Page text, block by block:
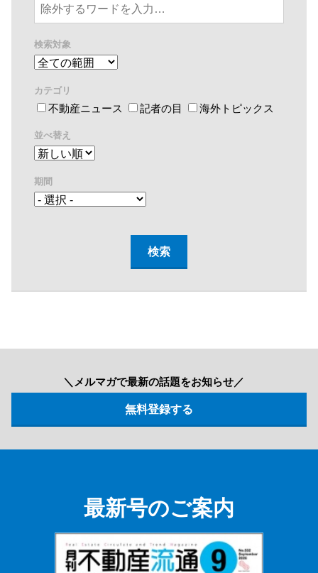
検索対象
カテゴリ
不動産ニュース 記者の目 海外トピックス
並べ替え
期間
＼メルマガで最新の話題をお知らせ／
最新号のご案内